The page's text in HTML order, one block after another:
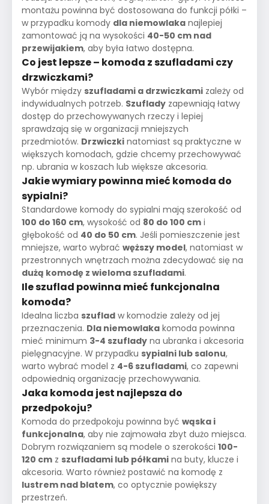
montażu powinna być dostosowana do funkcji półki –
w przypadku komody dla niemowlaka najlepiej
zamontować ją na wysokości 40-50 cm nad
przewijakiem, aby była łatwo dostępna.
Co jest lepsze – komoda z szufladami czy
drzwiczkami?
Wybór między szufladami a drzwiczkami zależy od
indywidualnych potrzeb. Szuflady zapewniają łatwy
dostęp do przechowywanych rzeczy i lepiej
sprawdzają się w organizacji mniejszych
przedmiotów. Drzwiczki natomiast są praktyczne w
większych komodach, gdzie chcemy przechowywać
np. ubrania w koszach lub większe akcesoria.
Jakie wymiary powinna mieć komoda do
sypialni?
Standardowe komody do sypialni mają szerokość od
100 do 160 cm, wysokość od 80 do 100 cm i
głębokość od 40 do 50 cm. Jeśli pomieszczenie jest
mniejsze, warto wybrać węższy model, natomiast w
przestronnych wnętrzach można zdecydować się na
dużą komodę z wieloma szufladami.
Ile szuflad powinna mieć funkcjonalna
komoda?
Idealna liczba szuflad w komodzie zależy od jej
przeznaczenia. Dla niemowlaka komoda powinna
mieć minimum 3-4 szuflady na ubranka i akcesoria
pielęgnacyjne. W przypadku sypialni lub salonu,
warto wybrać model z 4-6 szufladami, co zapewni
odpowiednią organizację przechowywania.
Jaka komoda jest najlepsza do
przedpokoju?
Komoda do przedpokoju powinna być wąska i
funkcjonalna, aby nie zajmowała zbyt dużo miejsca.
Dobrym rozwiązaniem są modele o szerokości 100-
120 cm z szufladami lub półkami na buty, klucze i
akcesoria. Warto również postawić na komodę z
lustrem nad blatem, co optycznie powiększy
przestrzeń.